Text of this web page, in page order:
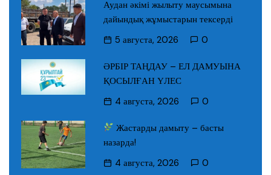
Аудан әкімі жылыту маусымына
дайындық жұмыстарын тексерді
5 августа, 2026
0
ӘРБІР ТАҢДАУ – ЕЛ ДАМУЫНА
ҚОСЫЛҒАН ҮЛЕС
4 августа, 2026
0
Жастарды дамыту – басты
назарда!
4 августа, 2026
0